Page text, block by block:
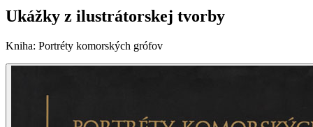
Ukážky z ilustrátorskej tvorby
Kniha: Portréty komorských grófov